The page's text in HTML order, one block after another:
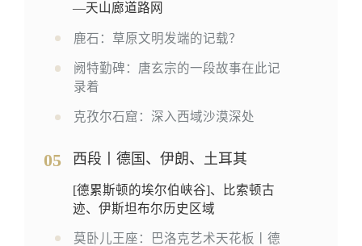
—天山廊道路网
鹿石：草原文明发端的记载？
阙特勤碑：唐玄宗的一段故事在此记
录着
克孜尔石窟：深入西域沙漠深处
05 西段丨德国、伊朗、土耳其
[德累斯顿的埃尔伯峡谷]、比索顿古
迹、伊斯坦布尔历史区域
莫卧儿王座：巴洛克艺术天花板丨德